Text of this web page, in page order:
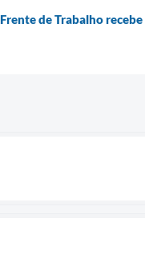
Frente de Trabalho